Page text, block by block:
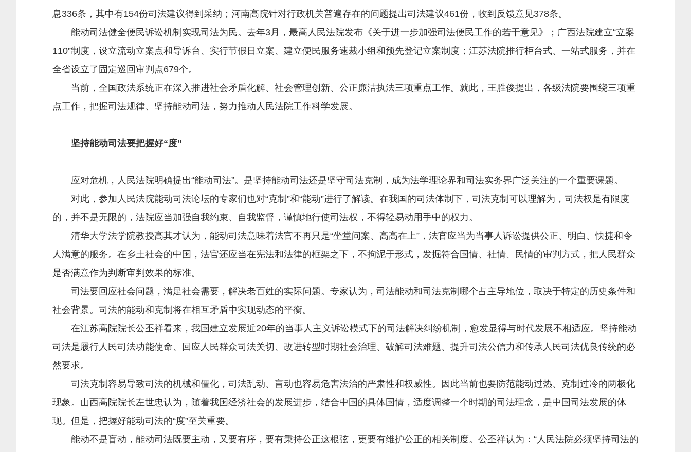
息336条，其中有154份司法建议得到采纳；河南高院针对行政机关普遍存在的问题提出司法建议461份，收到反馈意见378条。
能动司法健全便民诉讼机制实现司法为民。去年3月，最高人民法院发布《关于进一步加强司法便民工作的若干意见》；广西法院建立“立案
110”制度，设立流动立案点和导诉台、实行节假日立案、建立便民服务速裁小组和预先登记立案制度；江苏法院推行柜台式、一站式服务，并在
全省设立了固定巡回审判点679个。
当前，全国政法系统正在深入推进社会矛盾化解、社会管理创新、公正廉洁执法三项重点工作。就此，王胜俊提出，各级法院要围绕三项重
点工作，把握司法规律、坚持能动司法，努力推动人民法院工作科学发展。
坚持能动司法要把握好“度”
应对危机，人民法院明确提出“能动司法”。是坚持能动司法还是坚守司法克制，成为法学理论界和司法实务界广泛关注的一个重要课题。
对此，参加人民法院能动司法论坛的专家们也对“克制”和“能动”进行了解读。在我国的司法体制下，司法克制可以理解为，司法权是有限度
的，并不是无限的，法院应当加强自我约束、自我监督，谨慎地行使司法权，不得轻易动用手中的权力。
清华大学法学院教授高其才认为，能动司法意味着法官不再只是“坐堂问案、高高在上”，法官应当为当事人诉讼提供公正、明白、快捷和令
人满意的服务。在乡土社会的中国，法官还应当在宪法和法律的框架之下，不拘泥于形式，发掘符合国情、社情、民情的审判方式，把人民群众
是否满意作为判断审判效果的标准。
司法要回应社会问题，满足社会需要，解决老百姓的实际问题。专家认为，司法能动和司法克制哪个占主导地位，取决于特定的历史条件和
社会背景。司法的能动和克制将在相互矛盾中实现动态的平衡。
在江苏高院院长公丕祥看来，我国建立发展近20年的当事人主义诉讼模式下的司法解决纠纷机制，愈发显得与时代发展不相适应。坚持能动
司法是履行人民司法功能使命、回应人民群众司法关切、改进转型时期社会治理、破解司法难题、提升司法公信力和传承人民司法优良传统的必
然要求。
司法克制容易导致司法的机械和僵化，司法乱动、盲动也容易危害法治的严肃性和权威性。因此当前也要防范能动过热、克制过冷的两极化
现象。山西高院院长左世忠认为，随着我国经济社会的发展进步，结合中国的具体国情，适度调整一个时期的司法理念，是中国司法发展的体
现。但是，把握好能动司法的“度”至关重要。
能动不是盲动，能动司法既要主动，又要有序，要有秉持公正这根弦，更要有维护公正的相关制度。公丕祥认为：“人民法院必须坚持司法的